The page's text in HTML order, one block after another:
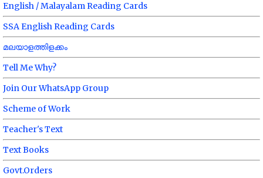
English / Malayalam Reading Cards
SSA English Reading Cards
മലയാളത്തിളക്കം
Tell Me Why?
Join Our WhatsApp Group
Scheme of Work
Teacher's Text
Text Books
Govt.Orders